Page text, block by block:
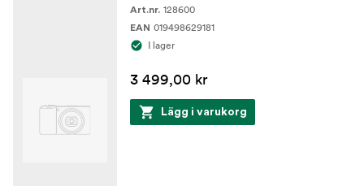
Art.nr. 128600
EAN 019498629181
I lager
3 499,00 kr
Lägg i varukorg